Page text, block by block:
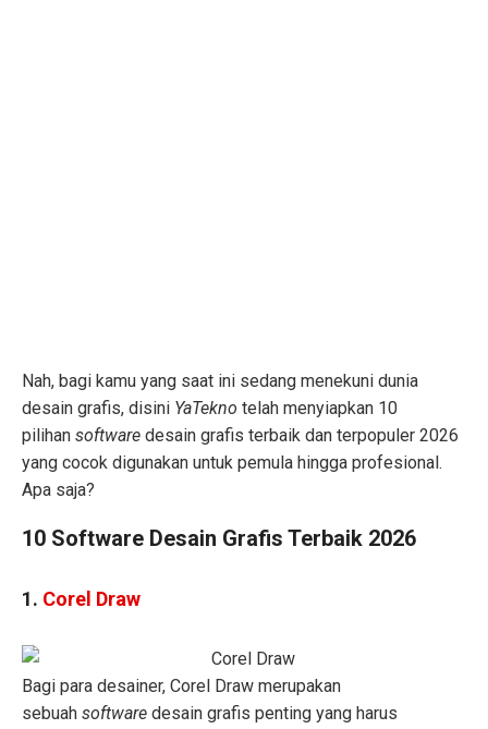
Nah, bagi kamu yang saat ini sedang menekuni dunia
desain grafis, disini YaTekno telah menyiapkan 10
pilihan software desain grafis terbaik dan terpopuler 2026
yang cocok digunakan untuk pemula hingga profesional.
Apa saja?
10 Software Desain Grafis Terbaik 2026
1. Corel Draw
Bagi para desainer, Corel Draw merupakan
sebuah software desain grafis penting yang harus